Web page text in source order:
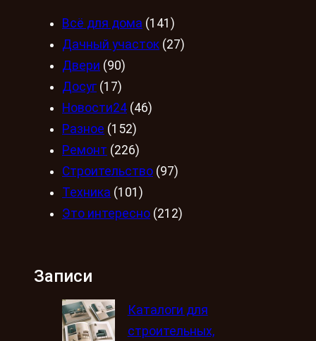
Всё для дома (141)
Дачный участок (27)
Двери (90)
Досуг (17)
Новости24 (46)
Разное (152)
Ремонт (226)
Строительство (97)
Техника (101)
Это интересно (212)
Записи
Каталоги для
строительных,